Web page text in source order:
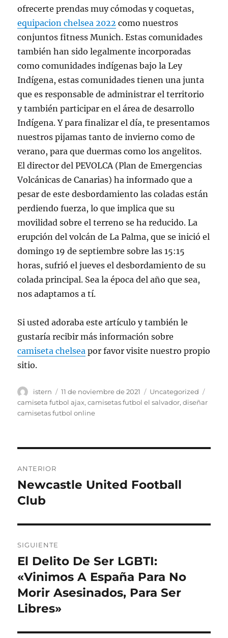
ofrecerte prendas muy cómodas y coquetas,
equipacion chelsea 2022 como nuestros
conjuntos fitness Munich. Estas comunidades
también han sido legalmente incorporadas
como comunidades indígenas bajo la Ley
Indígena, estas comunidades tienen una junta
que es responsable de administrar el territorio
y también participar en el área de desarrollo
Indígena. Y para finalizar el día, te presentamos
nuestros pijamas tanto de invierno como de
verano, para que duermas como los angelitos.
El director del PEVOLCA (Plan de Emergencias
Volcánicas de Canarias) ha informado que a
pesar de este desbordamiento las coladas están
perdiendo fuerza, lo que implica que su
movilidad sobre el terreno se ha reducido. La
erupción del volcán de La Palma, que se inició el
domingo 19 de septiembre sobre las 15:15
horas, sufrió el jueves el desbordamiento de su
colada principal. Sea la época del año que sea,
nos adaptamos a tí.
Si usted adoraba este artículo y también le
gustaría recibir más información sobre
camiseta chelsea por favor visite nuestro propio
sitio.
Autor
istern
Publicado
el
11 de noviembre de 2021 Categorías
Uncategorized
camiseta futbol ajax,camisetas futbol el salvador,diseñar
camisetas futbol online
de
entradas
ANTERIOR
Entrada
anterior:
Newcastle United Football
Club
SIGUIENTE
Entrada
siguiente:
El Delito De Ser LGBTI:
«Vinimos A España Para No
Morir Asesinados, Para Ser
Libres»